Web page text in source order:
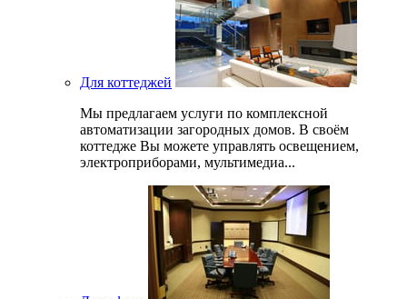
Для коттеджей
Мы предлагаем услуги по комплексной
автоматизации загородных домов. В своём
коттедже Вы можете управлять освещением,
электроприборами, мультимедиа...